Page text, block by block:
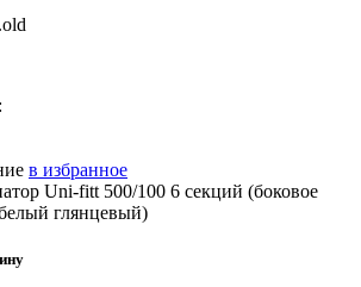
в избранное
Uni-fitt 500/100 6 секций (боковое
глянцевый)